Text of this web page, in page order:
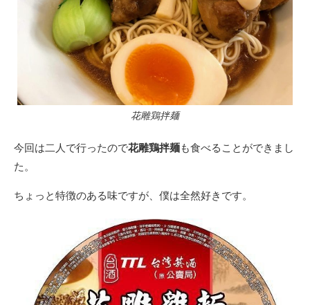
花雕鶏拌麺
今回は二人で行ったので花雕鶏拌麺も食べることができまし
た。
ちょっと特徴のある味ですが、僕は全然好きです。